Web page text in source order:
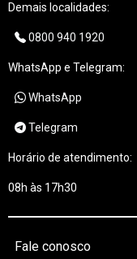
Demais localidades:
0800 940 1920
WhatsApp e Telegram:
WhatsApp
Telegram
Horário de atendimento:
08h às 17h30
Fale conosco